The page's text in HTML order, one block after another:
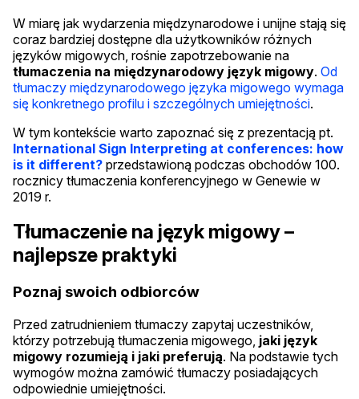
W miarę jak wydarzenia międzynarodowe i unijne stają się
coraz bardziej dostępne dla użytkowników różnych
języków migowych, rośnie zapotrzebowanie na
tłumaczenia na międzynarodowy język migowy. Od
tłumaczy międzynarodowego języka migowego wymaga
się konkretnego profilu i szczególnych umiejętności.
W tym kontekście warto zapoznać się z prezentacją pt.
International Sign Interpreting at conferences: how
is it different? przedstawioną podczas obchodów 100.
rocznicy tłumaczenia konferencyjnego w Genewie w
2019 r.
Tłumaczenie na język migowy –
najlepsze praktyki
Poznaj swoich odbiorców
Przed zatrudnieniem tłumaczy zapytaj uczestników,
którzy potrzebują tłumaczenia migowego, jaki język
migowy rozumieją i jaki preferują. Na podstawie tych
wymogów można zamówić tłumaczy posiadających
odpowiednie umiejętności.